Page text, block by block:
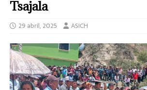
Tsajala
29 abril, 2025 ASICH